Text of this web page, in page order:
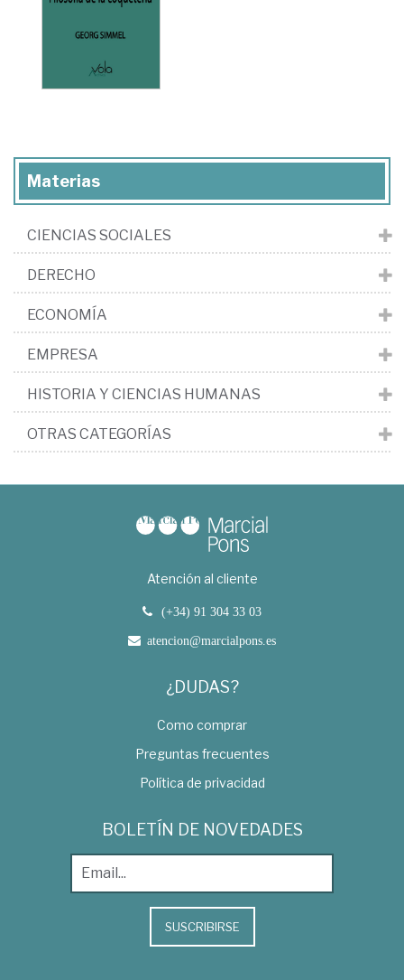
Materias
CIENCIAS SOCIALES
DERECHO
ECONOMÍA
EMPRESA
HISTORIA Y CIENCIAS HUMANAS
OTRAS CATEGORÍAS
Atención al cliente
(+34) 91 304 33 03
atencion@marcialpons.es
¿DUDAS?
Como comprar
Preguntas frecuentes
Política de privacidad
BOLETÍN DE NOVEDADES
SUSCRIBIRSE